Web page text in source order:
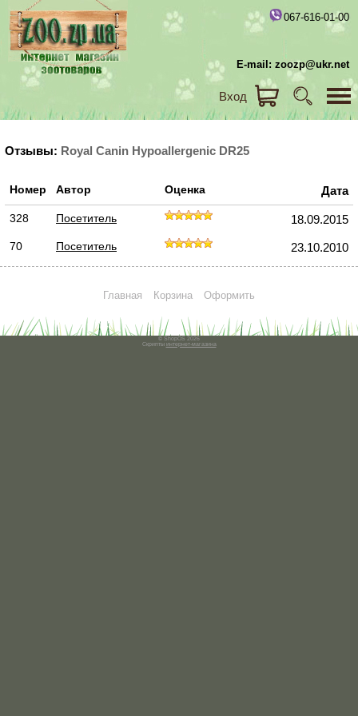
067-616-01-00
E-mail: zoozp@ukr.net
Вход
Отзывы: Royal Canin Hypoallergenic DR25
Номер Автор Оценка Дата
328 Посетитель 18.09.2015
70 Посетитель 23.10.2010
Главная Корзина Оформить
© ShopOS 2026
Скрипты интернет-магазина